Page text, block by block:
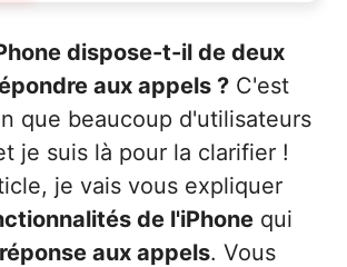
dispose-t-il de deux
aux appels ? C'est
que beaucoup d'utilisateurs
je suis là pour la clarifier !
je vais vous expliquer
de l'iPhone qui
réponse aux appels. Vous